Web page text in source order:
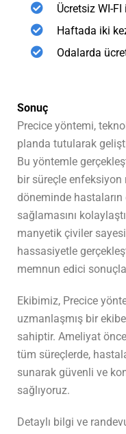
Ücretsiz WI-
Haftada iki
Odalarda
Sonuç
Precice yöntemi,
planda tutularak
Bu yöntemle
bir süreçle enfeksiyon
döneminde
sağlamasını
manyetik çiviler
hassasiyetle
memnun edici
Ekibimiz, Precice
uzmanlaşmış bir
sahiptir. Ameliyat
tüm süreçlerde,
sunarak güvenli ve
sağlıyoruz.
Detaylı bilgi ve